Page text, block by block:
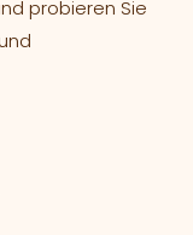
probieren Sie